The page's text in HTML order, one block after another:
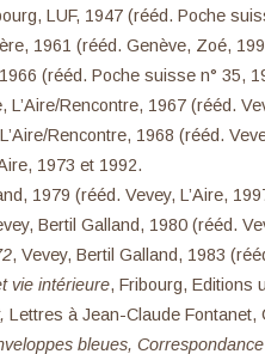
LUF, 1947 (rééd. Poche
1961 (rééd. Genève, Zoé,
(rééd. Poche suisse n° 35,
L’Aire/Rencontre, 1967 (rééd.
Rencontre, 1968 (rééd.
1973 et 1992.
1979 (rééd. Vevey, L’Aire,
Bertil Galland, 1980 (rééd.
, Vevey, Bertil Galland, 1983
vie intérieure, Fribourg, Editions
Lettres à Jean-Claude Fontanet,
bleues,